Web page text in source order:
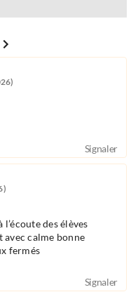
Signaler
des élèves
calme bonne
fermés
Signaler